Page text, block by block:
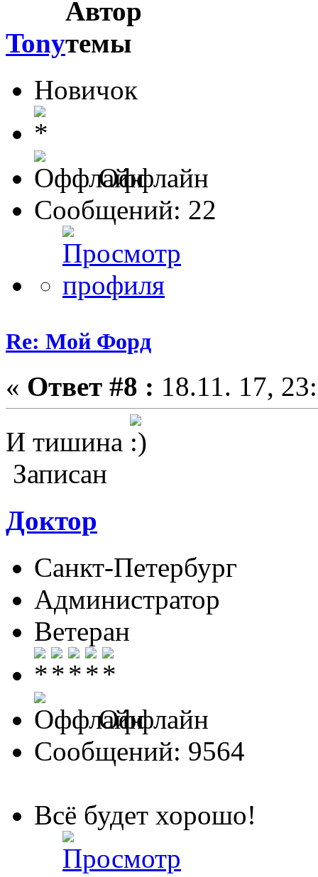
Tony
Новичок
Оффлайн
Сообщений: 22
Re: Мой Форд
« Ответ #8 : 18.11. 17,
И тишина
Записан
Доктор
Санкт-Петербург
Администратор
Ветеран
Оффлайн
Сообщений: 9564
Всё будет хорошо!